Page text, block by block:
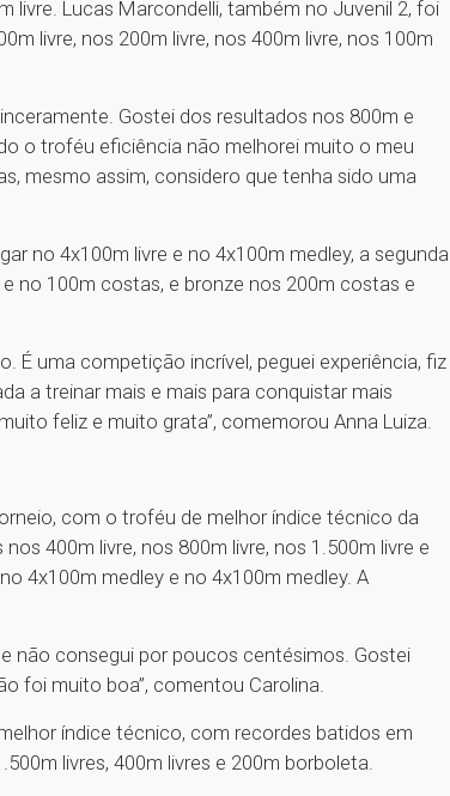
livre. Lucas Marcondelli, também no Juvenil 2, foi
livre, nos 200m livre, nos 400m livre, nos 100m
Gostei dos resultados nos 800m e
o troféu eficiência não melhorei muito o meu
mesmo assim, considero que tenha sido uma
no 4x100m livre e no 4x100m medley, a segunda
no 100m costas, e bronze nos 200m costas e
É uma competição incrível, peguei experiência, fiz
a treinar mais e mais para conquistar mais
feliz e muito grata”, comemorou Anna Luiza.
com o troféu de melhor índice técnico da
400m livre, nos 800m livre, nos 1.500m livre e
4x100m medley e no 4x100m medley. A
não consegui por poucos centésimos. Gostei
foi muito boa”, comentou Carolina.
índice técnico, com recordes batidos em
livres, 400m livres e 200m borboleta.